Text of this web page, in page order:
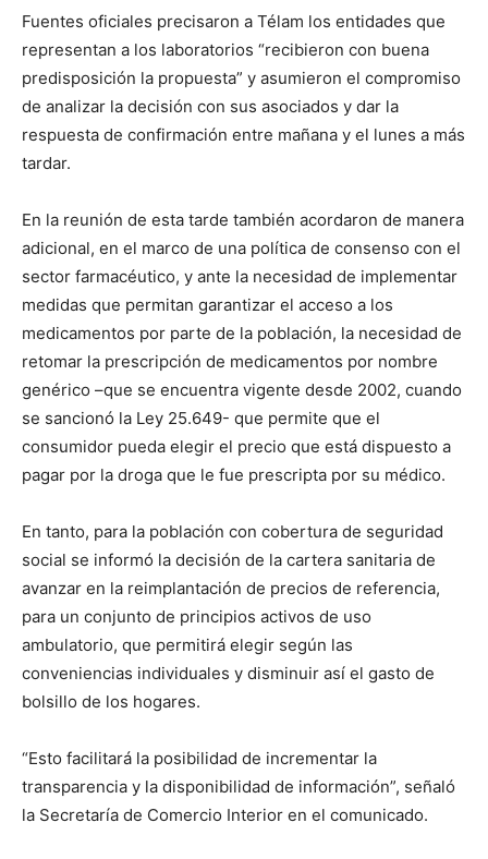
Fuentes oficiales precisaron a Télam los entidades que
representan a los laboratorios “recibieron con buena
predisposición la propuesta” y asumieron el compromiso
de analizar la decisión con sus asociados y dar la
respuesta de confirmación entre mañana y el lunes a más
tardar.
En la reunión de esta tarde también acordaron de manera
adicional, en el marco de una política de consenso con el
sector farmacéutico, y ante la necesidad de implementar
medidas que permitan garantizar el acceso a los
medicamentos por parte de la población, la necesidad de
retomar la prescripción de medicamentos por nombre
genérico –que se encuentra vigente desde 2002, cuando
se sancionó la Ley 25.649- que permite que el
consumidor pueda elegir el precio que está dispuesto a
pagar por la droga que le fue prescripta por su médico.
En tanto, para la población con cobertura de seguridad
social se informó la decisión de la cartera sanitaria de
avanzar en la reimplantación de precios de referencia,
para un conjunto de principios activos de uso
ambulatorio, que permitirá elegir según las
conveniencias individuales y disminuir así el gasto de
bolsillo de los hogares.
“Esto facilitará la posibilidad de incrementar la
transparencia y la disponibilidad de información”, señaló
la Secretaría de Comercio Interior en el comunicado.